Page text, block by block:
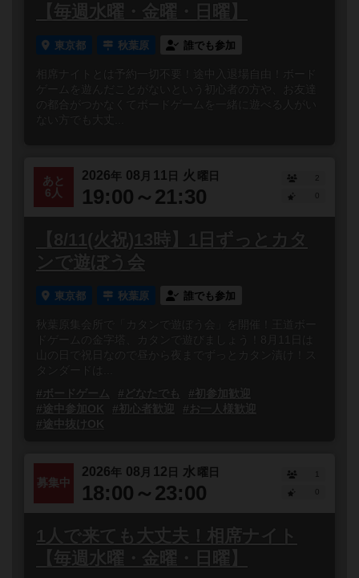
【毎週水曜・金曜・日曜】
東京都 秋葉原 誰でも参加
相席ナイトとは予約一切不要！途中入退場自由！ボード
ゲームを遊んだことがないという初心者の方や、お友達
の都合がつかなくてボードゲームを一緒に遊べる人がい
ない方でも大丈...
あと
6人
2026年 08 月 11 日 火 曜日
19:00～21:30
2
【8/11(火祝)13時】1日ずっとカタ
ンで遊ぼう会
東京都 秋葉原 誰でも参加
秋葉原集会所で「カタンで遊ぼう会」を開催！王道ボー
ドゲームの金字塔、カタンで遊びましょう！8月11日は
山の日で祝日なので昼から夜までずっとカタン漬け！ス
#ボードゲーム
#どなたでも
#初参加歓迎
#途中参加OK
#初心者歓迎
#お一人様歓迎
#途中抜けOK
募集中
2026年 08 月 12 日 水 曜日
18:00～23:00
1
1人で来ても大丈夫！相席ナイト
【毎週水曜・金曜・日曜】